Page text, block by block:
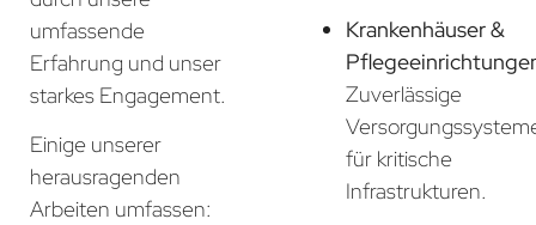
umfassende
Erfahrung und unser
starkes Engagement.
Einige unserer
herausragenden
Arbeiten umfassen:
Krankenhäuser &
Zuverlässige
für kritische
Infrastrukturen.